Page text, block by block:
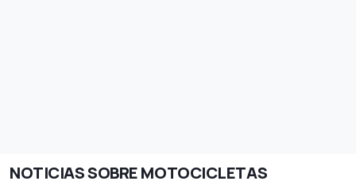
NOTICIAS SOBRE MOTOCICLETAS